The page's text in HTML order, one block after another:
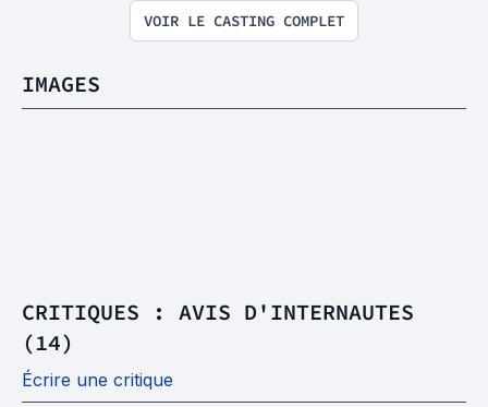
VOIR LE CASTING COMPLET
IMAGES
CRITIQUES : AVIS D'INTERNAUTES
(14)
Écrire une critique